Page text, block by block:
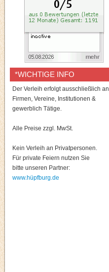
*WICHTIGE INFO
Der Verleih erfolgt ausschließlich an
Firmen, Vereine, Institutionen &
gewerblich Tätige.
Alle Preise zzgl. MwSt.
Kein Verleih an Privatpersonen.
Für private Feiern nutzen Sie
bitte unseren Partner:
www.hüpfburg.de